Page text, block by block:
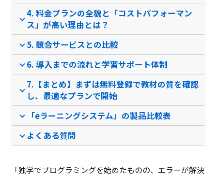
ログ機能
コースカスタマイズ可
ビジネススキル科目
セキュリティ科目
オリジナルコンテンツ作成
予約リマインド自動通知
ダッシュボード管理
4. 料金プランの全貌と「コストパフォーマン
ス」が高い理由とは？
5. 競合サービスとの比較
6. 導入までの流れと学習サポート体制
7.【まとめ】まずは無料登録で教材の質を確認
し、最適なプランで開始
「eラーニングシステム」の製品比較表
よくある質問
「独学でプログラミングを始めたものの、エラーが解決